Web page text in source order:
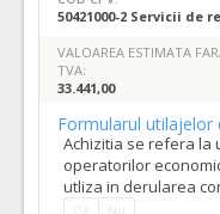
50421000-2 Servicii
VALOAREA ESTIMATA
TVA:
33.441,00
Formularul
Achizitia se refera la
operatorilor
utliza in derularea